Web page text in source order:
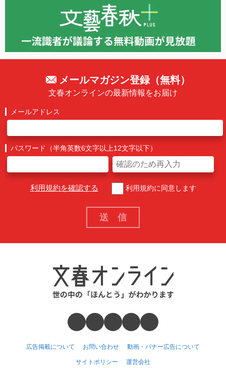
メールマガジン登録（無料）
文春オンラインの最新情報をお届け
メールアドレス
パスワード（半角英数6文字以上12文字以下）
利用規約を確認する 利用規約に同意します
広告掲載について お問い合わせ 動画・バナー広告について
サイトポリシー 運営会社